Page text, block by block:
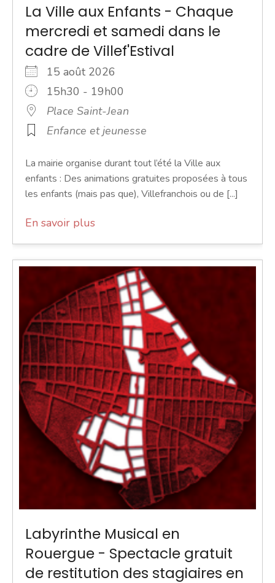
La Ville aux Enfants - Chaque
mercredi et samedi dans le
cadre de Villef'Estival
15 août 2026
15h30 - 19h00
Place Saint-Jean
Enfance et jeunesse
La mairie organise durant tout l’été la Ville aux
enfants : Des animations gratuites proposées à tous
les enfants (mais pas que), Villefranchois ou de [...]
En savoir plus
Labyrinthe Musical en
Rouergue - Spectacle gratuit
de restitution des stagiaires en